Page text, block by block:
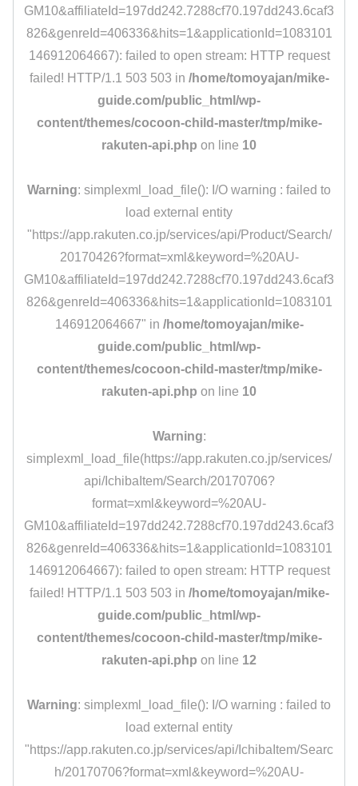
GM10&affiliateId=197dd242.7288cf70.197dd243.6caf3
826&genreId=406336&hits=1&applicationId=1083101
146912064667): failed to open stream: HTTP request
failed! HTTP/1.1 503 503 in /home/tomoyajan/mike-
guide.com/public_html/wp-
content/themes/cocoon-child-master/tmp/mike-
rakuten-api.php on line 10
Warning: simplexml_load_file(): I/O warning : failed to
load external entity
"https://app.rakuten.co.jp/services/api/Product/Search/
20170426?format=xml&keyword=%20AU-
GM10&affiliateId=197dd242.7288cf70.197dd243.6caf3
826&genreId=406336&hits=1&applicationId=1083101
146912064667" in /home/tomoyajan/mike-
guide.com/public_html/wp-
content/themes/cocoon-child-master/tmp/mike-
rakuten-api.php on line 10
Warning:
simplexml_load_file(https://app.rakuten.co.jp/services/
api/IchibaItem/Search/20170706?
format=xml&keyword=%20AU-
GM10&affiliateId=197dd242.7288cf70.197dd243.6caf3
826&genreId=406336&hits=1&applicationId=1083101
146912064667): failed to open stream: HTTP request
failed! HTTP/1.1 503 503 in /home/tomoyajan/mike-
guide.com/public_html/wp-
content/themes/cocoon-child-master/tmp/mike-
rakuten-api.php on line 12
Warning: simplexml_load_file(): I/O warning : failed to
load external entity
"https://app.rakuten.co.jp/services/api/IchibaItem/Searc
h/20170706?format=xml&keyword=%20AU-